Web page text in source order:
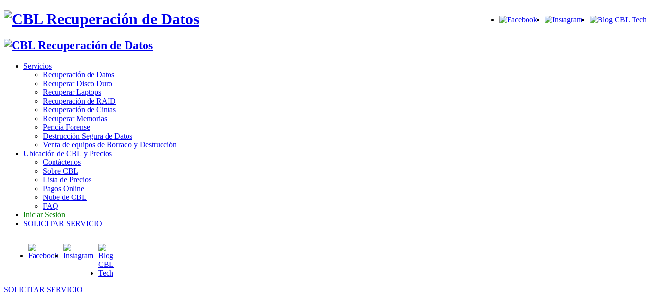
Servicios
Recuperación de Datos
Recuperar Disco Duro
Recuperar Laptops
Recuperación de RAID
Recuperación de Cintas
Recuperar Memorias
Pericia Forense
Destrucción Segura de Datos
Venta de equipos de Borrado y Destrucción
Ubicación de CBL y Precios
Contáctenos
Sobre CBL
Lista de Precios
Pagos Online
Nube de CBL
FAQ
Iniciar Sesión
SOLICITAR SERVICIO
SOLICITAR SERVICIO